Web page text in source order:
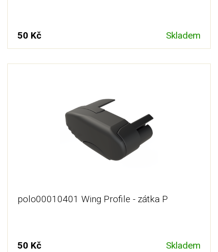
50 Kč Skladem
polo00010401 Wing Profile - zátka P
50 Kč Skladem